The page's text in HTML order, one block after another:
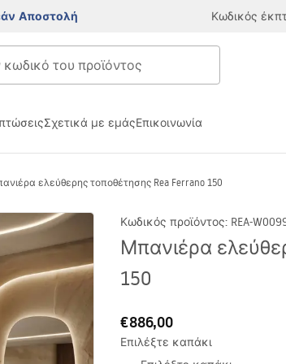
Αποστολή Κωδικός
Σχετικά με εμάςΕπικοινωνία
ελεύθερης τοποθέτησης Rea Ferrano 150
Κωδικός προϊόντος: REA-
Μπανιέρα
150
€886,00
Επιλέξτε καπάκι